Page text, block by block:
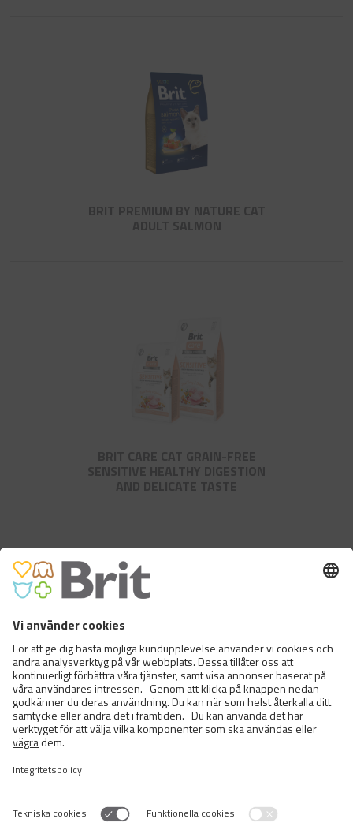
BRIT PREMIUM BY NATURE CAT
ADULT SALMON
BRIT CARE CAT GRAIN-FREE
SENSITIVE HEALTHY DIGESTION
AND DELICATE TASTE
BRIT PREMIUM BY NATURE CAT
STERILIZED SALMON